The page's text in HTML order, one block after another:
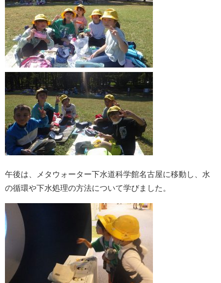
午後は、メタウォーター下水道科学館名古屋に移動し、水
の循環や下水処理の方法について学びました。